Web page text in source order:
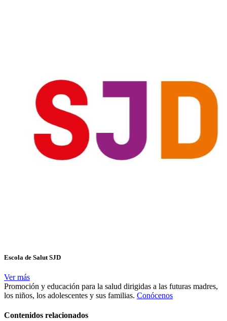
Escola de Salut SJD
Ver más
Promoción y educación para la salud dirigidas a las futuras madres,
los niños, los adolescentes y sus familias. Conócenos
Contenidos relacionados